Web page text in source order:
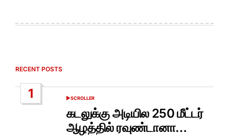
RECENT POSTS
1
POSTED
SCROLLER
கடலுக்கு அடியில 250 மீட்டர்
ஆழத்தில் ரவுண்டானா…